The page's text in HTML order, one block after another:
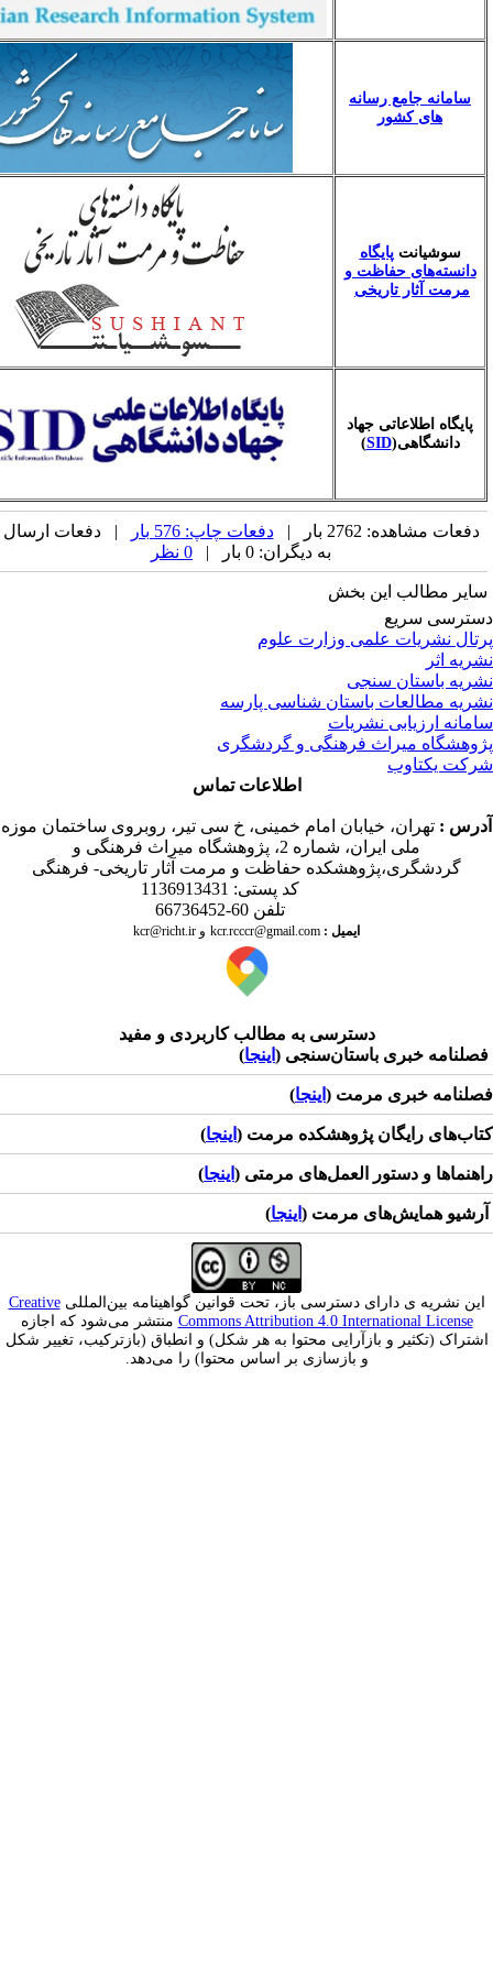
جامع رسانه
کشور
پایگاه
حفاظت و
تاریخی
جهاد
SID
)
2762 بار | دفعات چاپ: 576 بار
| دفعات ارسال
به دیگران: 0 بار |
0 نظر
این بخش
سریع
علمی وزارت علوم
سنجی
باستان شناسی پارسه
نشریات
میراث فرهنگی و گردشگری
اطلاعات تماس
خیابان امام خمینی، خ سی تیر، روبروی ساختمان موزه
ملی ایران، شماره 2، پژوهشگاه میراث فرهنگی و
حفاظت و مرمت آثار تاریخی- فرهنگی
کد پستی: 1136913431
و kcr.rcccr@gmail.com
دسترسی به مطالب کاربردی و مفید
خبری باستان‌سنجی (اینجا)
خبری مرمت ( اینجا)
رایگان پژوهشکده مرمت ( اینجا)
و دستور العمل‌های مرمتی ( اینجا)
مرمت ( اینجا)
ی دارای دسترسی باز، تحت قوانین گواهینامه بین‌المللیCreative
Commons Attribution 4.0 Internationalمنتشر می‌شود که اجازه
و بازآرایی محتوا به هر شکل) و انطباق (بازترکیب، تغییر شکل
و بازسازی بر اساس محتوا) را می‌دهد.